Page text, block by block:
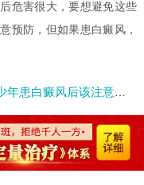
危害很大，要想避免这些
预防，但如果患白癜风，
白癜风后该注意些什么